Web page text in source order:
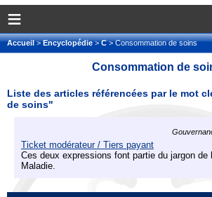
≡
Accueil>Encyclopédie>C> Consommation de soins
Consommation de
Liste des articles référencées par le mot
de soins"
Ticket modérateur / Tiers payant
Ces deux expressions font partie du jargon de
Maladie.